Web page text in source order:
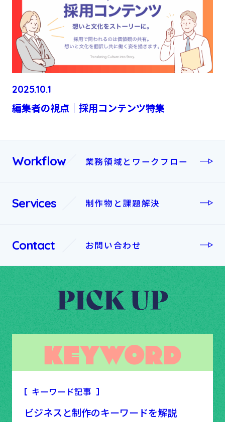
2025.10.1
編集者の視点｜採用コンテンツ特集
Workflow 業務領域とワークフロー
Services 制作物と課題解決
Contact お問い合わせ
KEYWORD
キーワード記事
ビジネスと制作のキーワードを解説